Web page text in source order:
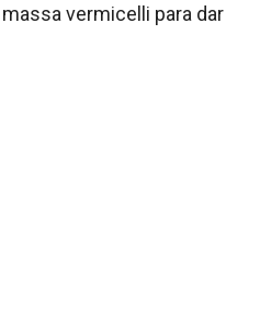
vermicelli para dar